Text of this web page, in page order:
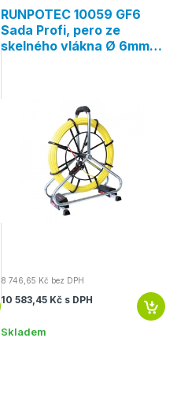
RUNPOTEC 10059 GF6
Sada Profi, pero ze
skelného vlákna Ø 6mm,
8 746,65 Kč bez DPH
10 583,45 Kč s DPH
Skladem